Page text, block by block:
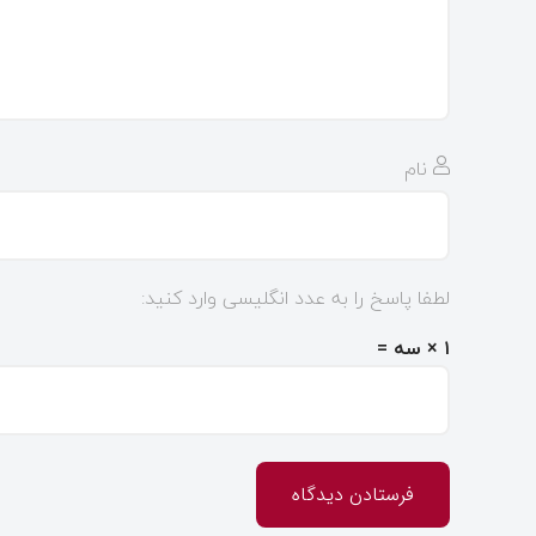
نام
لطفا پاسخ را به عدد انگلیسی وارد کنید:
۱ × سه =